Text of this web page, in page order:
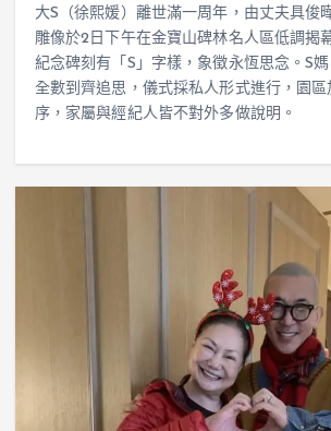
大S（徐熙媛）離世滿一周年，由丈夫具俊
雕像於2日下午在金寶山碑林名人區低調揭
紀念碑刻有「S」字樣，象徵永恆思念。S
全數到齊追思，儀式採私人形式進行，園
序，家屬與經紀人皆不對外多做說明。